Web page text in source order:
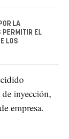
LA
PERMITIR EL
LOS
inyección,
empresa.